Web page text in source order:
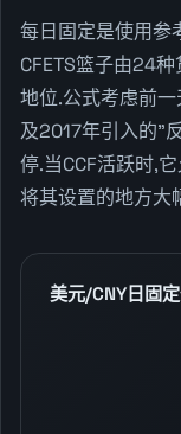
每日固定是使用参
CFETS篮子由24
地位.公式考虑前
及2017年引入的"
停.当CCF活跃时,
将其设置的地方大
美元/CNY日固